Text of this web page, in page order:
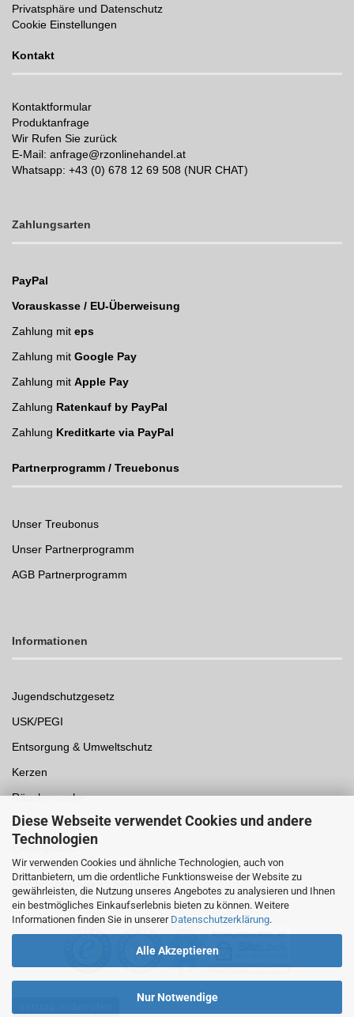
Diese Webseite verwendet Cookies und andere
Technologien
Wir verwenden Cookies und ähnliche Technologien, auch von
Drittanbietern, um die ordentliche Funktionsweise der Website zu
gewährleisten, die Nutzung unseres Angebotes zu analysieren und Ihnen
ein bestmögliches Einkaufserlebnis bieten zu können. Weitere
Informationen finden Sie in unserer Datenschutzerklärung.
Alle Akzeptieren
Nur Notwendige
Privatsphäre und Datenschutz
Cookie Einstellungen
Kontakt
Kontaktformular
Produktanfrage
Wir Rufen Sie zurück
E-Mail: anfrage@rzonlinehandel.at
Whatsapp: +43 (0) 678 12 69 508 (NUR CHAT)
Zahlungsarten
PayPal
Vorauskasse / EU-Überweisung
Zahlung mit eps
Zahlung mit Google Pay
Zahlung mit Apple Pay
Zahlung Ratenkauf by PayPal
Zahlung Kreditkarte via PayPal
Partnerprogramm / Treuebonus
Unser Treubonus
Unser Partnerprogramm
AGB Partnerprogramm
Informationen
Jugendschutzgesetz
USK/PEGI
Entsorgung & Umweltschutz
Kerzen
Räucherwerke
Spielwaren
Einwegpfand
Auszeichnungen /Sicherheit